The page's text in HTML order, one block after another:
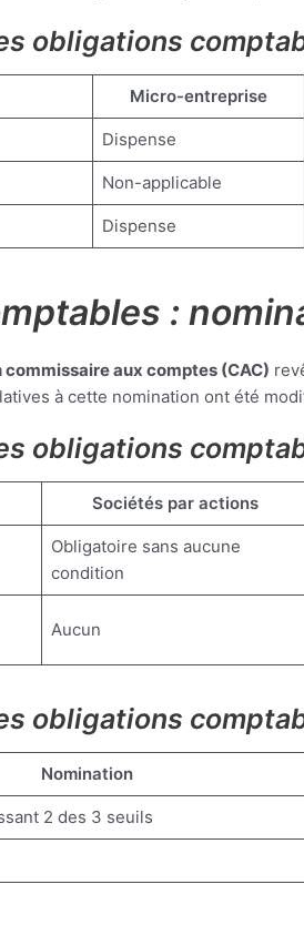
obligations
Micro-entreprise
Dispense
Non-applicable
Dispense
:
commissaire aux comptes (CAC)
à cette nomination ont été
obligations
Sociétés par actions
Obligatoire sans aucune
condition
Aucun
obligations
Nomination
2 des 3 seuils